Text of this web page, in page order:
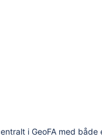
i GeoFA med